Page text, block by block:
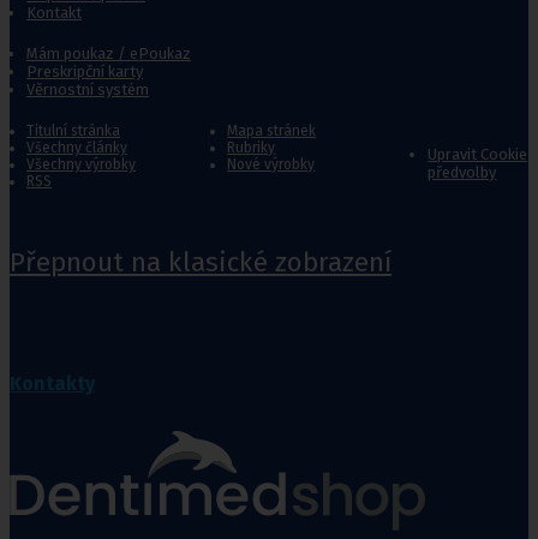
Kontakt
Mám poukaz / ePoukaz
Preskripční karty
Věrnostní systém
Titulní stránka
Mapa stránek
Všechny články
Rubriky
Všechny výrobky
Nové výrobky
RSS
Upravit Cookie
předvolby
Přepnout na klasické zobrazení